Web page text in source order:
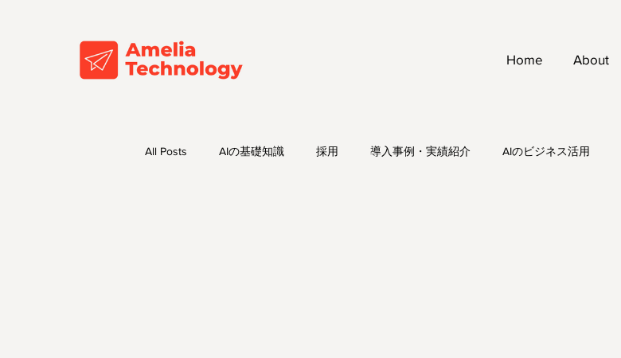
Home About
All Posts AIの基礎知識 採用 導入事例・実績紹介 AIのビジネス活用